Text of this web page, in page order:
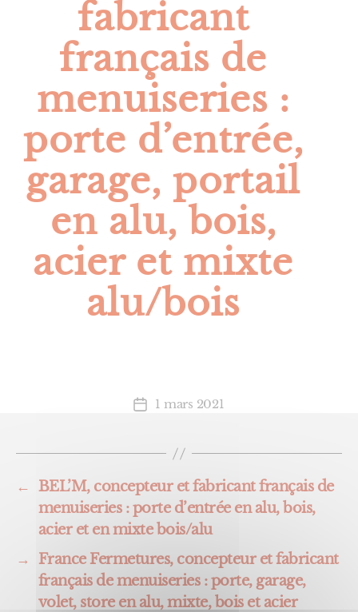
fabricant
français de
menuiseries :
porte d’entrée,
garage, portail
en alu, bois,
acier et mixte
alu/bois
Date1 mars 2021
← BEL’M, concepteur et fabricant français de
menuiseries : porte d’entrée en alu, bois,
acier et en mixte bois/alu
→
France Fermetures, concepteur et fabricant
français de menuiseries : porte, garage,
volet, store en alu, mixte, bois et acier